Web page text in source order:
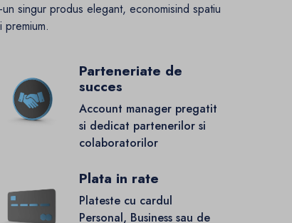
singur produs elegant, economisind spatiu
Parteneriate de
succes
Account manager pregatit
si dedicat partenerilor si
colaboratorilor
Plata in rate
Plateste cu cardul
Personal, Business sau de